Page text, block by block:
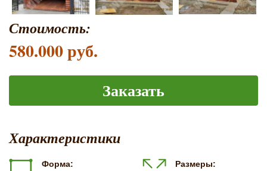
Стоимость:
580.000 руб.
Заказать
Характеристики
Форма:
Размеры: